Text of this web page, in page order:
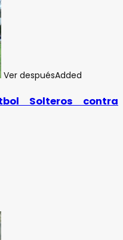
Ver despuésAdded
Solteros contra